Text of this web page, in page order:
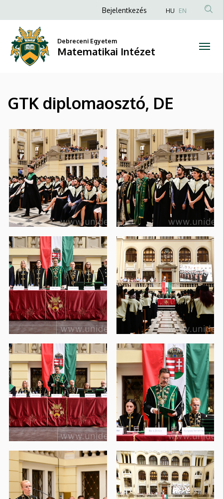
Matematikai
Intézet
a
tartalomra
Anonim
fiók
menüje
Bejelentkezés HU EN
Debreceni Egyetem
Matematikai Intézet
GTK diplomaosztó, DE